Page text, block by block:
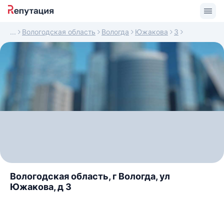
Вологодская область Вологда Южакова 3
Вологодская область, г Вологда, ул
Южакова, д 3